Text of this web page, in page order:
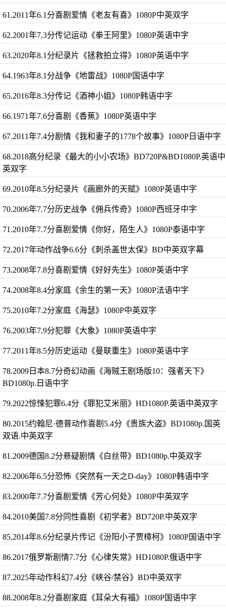
61.2011年6.1分喜剧爱情《老友有喜》1080P中英双字
62.2001年7.3分传记运动《拳王阿里》1080P英语中字
63.2020年8.1分纪录片《拯救拍立得》1080P英语中字
64.1963年8.1分战争《地雷战》1080P国语中字
65.2016年8.3分传记《酒神小姐》1080P韩语中字
66.1971年7.6分喜剧《香蕉》1080P英语中字
67.2011年7.4分剧情《我和妻子的1778个故事》1080P日语中字
68.2018高分纪录《最大的小小农场》BD720P&BD1080P.英语中
英双字
69.2010年8.5分纪录片《画廊外的天赋》1080P英语中字
70.2006年7.7分历史战争《佣兵传奇》1080P西班牙中字
71.2010年7.7分喜剧爱情《你好，陌生人》1080P泰语中字
72.2017年动作战争6.6分《刺杀盖世太保》BD中英双字幕
73.2008年7.8分喜剧爱情《好好先生》1080P英语中字
74.2008年8.4分家庭《余生的第一天》1080P法语中字
75.2010年7.2分家庭《海瑟》1080P中英双字
76.2003年7.9分犯罪《大象》1080P英语中字
77.2011年8.5分历史运动《曼联重生》1080P英语中字
78.2009日本8.7分奇幻动画《海贼王剧场版10：强者天下》
BD1080p.日语中字
79.2022惊悚犯罪6.4分《罪犯艾米丽》HD1080P.英语中英双字
80.2015约翰尼·德普动作喜剧5.4分《贵族大盗》BD1080p.国英
双语.中英双字
81.2009德国8.2分悬疑剧情《白丝带》BD1080p.中英双字
82.2006年6.5分恐怖《突然有一天之D-day》1080P韩语中字
83.2000年7.7分喜剧爱情《芳心何处》1080P中英双字
84.2010美国7.8分同性喜剧《初学者》BD720P.中英双字
85.2014年8.6分纪录片传记《汾阳小子贾樟柯》1080P国语中字
86.2017俄罗斯剧情7.7分《心律失常》HD1080P.俄语中字
87.2025年动作科幻7.4分《峡谷/禁谷》BD中英双字
88.2008年8.2分喜剧家庭《耳朵大有福》1080P国语中字